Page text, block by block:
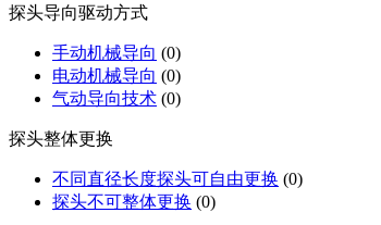
探头导向驱动方式
手动机械导向 (0)
电动机械导向 (0)
气动导向技术 (0)
探头整体更换
不同直径长度探头可自由更换 (0)
探头不可整体更换 (0)